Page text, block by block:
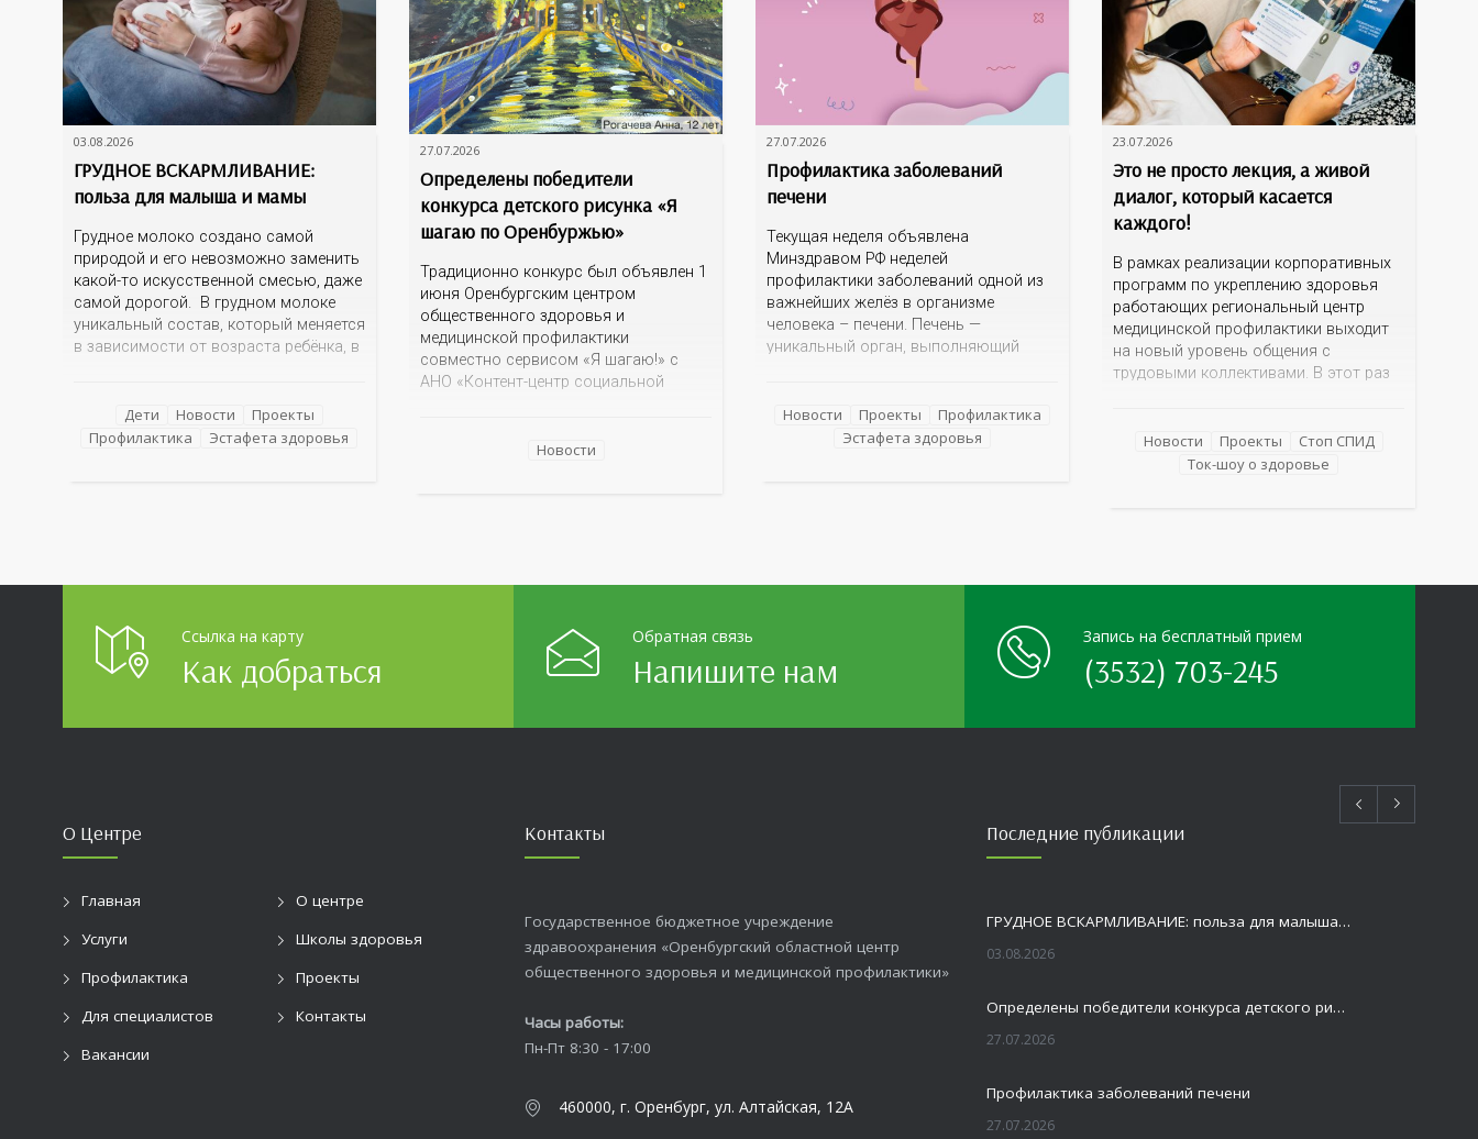
03.08.2026
ГРУДНОЕ ВСКАРМЛИВАНИЕ:
польза для малыша и мамы
Грудное молоко создано самой
природой и его невозможно заменить
какой-то искусственной смесью, даже
самой дорогой. В грудном молоке
уникальный состав, который меняется
в зависимости от возраста ребёнка, в
как малыш подрастает – меняется
состав белков, жиров, углеводов,
Дети Новости
Проекты
Профилактика
Эстафета здоровья
27.07.2026
Определены победители
конкурса детского рисунка «Я
шагаю по Оренбуржью»
Традиционно конкурс был объявлен 1
июня Оренбургским центром
общественного здоровья и
медицинской профилактики
совместно сервисом «Я шагаю!» с
АНО «Контент-центр социальной
Оренбуржье: любимые улицы,
Новости
27.07.2026
Профилактика заболеваний
печени
Текущая неделя объявлена
Минздравом РФ неделей
профилактики заболеваний одной из
важнейших желёз в организме
человека – печени. Печень —
уникальный орган, выполняющий
а также регуляцию обмена веществ.
Однако ее заболевания, такие как
Новости Проекты
Профилактика
Эстафета здоровья
23.07.2026
Это не просто лекция, а живой
диалог, который касается
каждого!
В рамках реализации корпоративных
программ по укреплению здоровья
работающих региональный центр
медицинской профилактики выходит
на новый уровень общения с
трудовыми коллективами. В этот раз
для сотрудников более 10 ведущих
предприятий и организаций области
Новости Проекты
Стоп СПИД
Ток-шоу о здоровье
Ссылка на карту
Как добраться
Обратная связь
Напишите нам
Запись на бесплатный прием
(3532) 703-245
О Центре
Главная
О центре
Услуги
Школы здоровья
Профилактика
Проекты
Для специалистов
Контакты
Вакансии
Контакты
Государственное бюджетное учреждение
здравоохранения «Оренбургский областной центр
общественного здоровья и медицинской профилактики»
Часы работы:
Пн-Пт 8:30 - 17:00
460000, г. Оренбург, ул. Алтайская, 12А
Последние публикации
ГРУДНОЕ ВСКАРМЛИВАНИЕ: польза для малыша и мамы
03.08.2026
Определены победители конкурса детского рисунка «Я шагаю по Оренбуржью»
27.07.2026
Профилактика заболеваний печени
27.07.2026